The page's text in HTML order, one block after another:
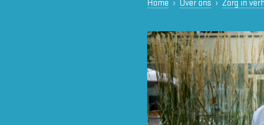
Home Over ons Zorg in